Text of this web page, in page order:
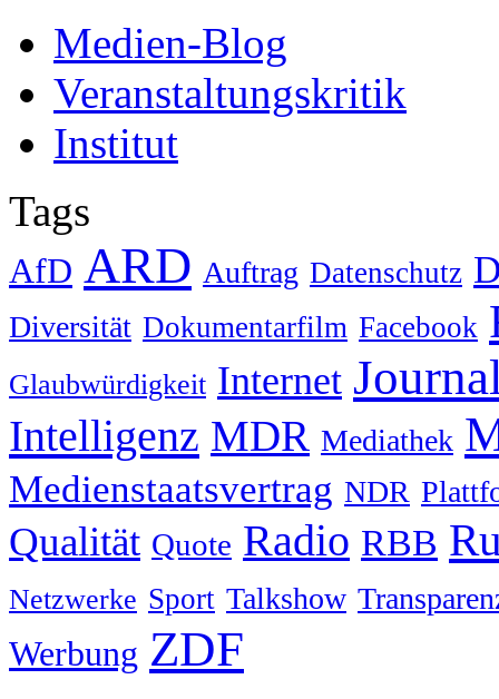
Medien-Blog
Veranstaltungskritik
Institut
Tags
AfD ARD Auftrag Datenschutz
Diversität Dokumentarfilm Facebook
Glaubwürdigkeit Internet
Intelligenz MDR Mediathek
Medienstaatsvertrag NDR
Qualität Quote Radio RBB
Netzwerke Sport Talkshow
Werbung ZDF